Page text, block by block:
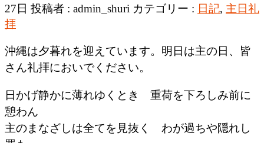
27日 投稿者 : admin_shuri カテゴリー : 日記, 主日礼
拝
沖縄は夕暮れを迎えています。明日は主の日、皆
さん礼拝においでください。
日かげ静かに薄れゆくとき 重荷を下ろしみ前に
憩わん
主のまなざしは全てを見抜く わが過ちや隠れし